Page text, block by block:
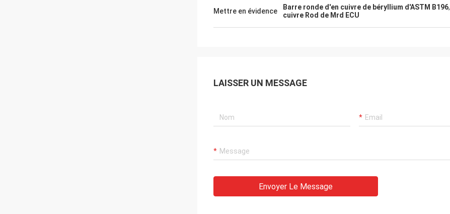
Mettre en évidence Barre ronde d'en cuivre de béryllium d'ASTM B196,
cuivre Rod de Mrd ECU
LAISSER UN MESSAGE
Envoyer Le Message